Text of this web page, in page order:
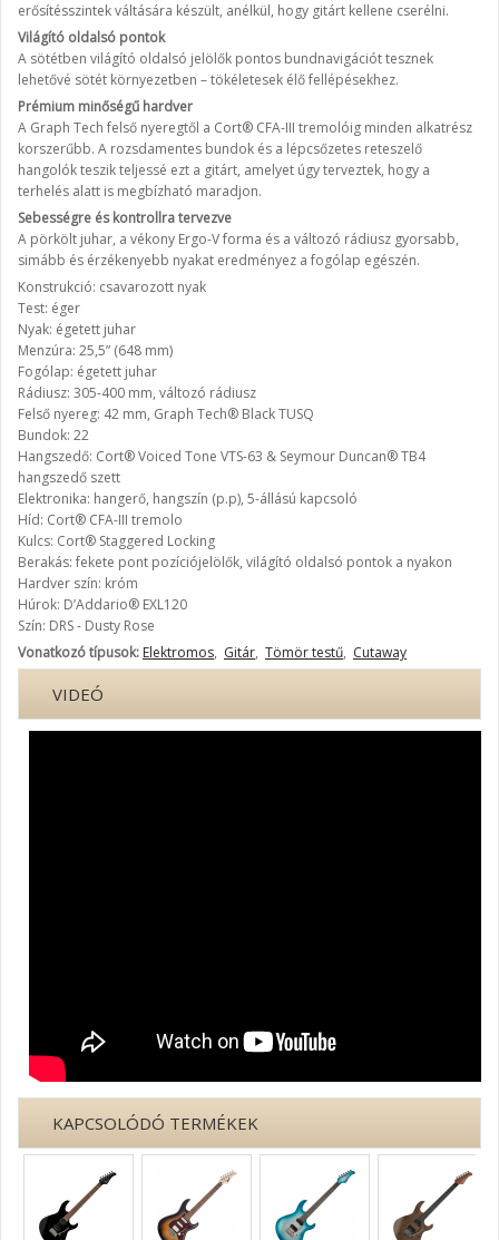
erősítésszintek váltására készült, anélkül, hogy gitárt kellene cserélni.
Világító oldalsó pontok
A sötétben világító oldalsó jelölők pontos bundnavigációt tesznek
lehetővé sötét környezetben – tökéletesek élő fellépésekhez.
Prémium minőségű hardver
A Graph Tech felső nyeregtől a Cort® CFA-III tremolóig minden alkatrész
korszerűbb. A rozsdamentes bundok és a lépcsőzetes reteszelő
hangolók teszik teljessé ezt a gitárt, amelyet úgy terveztek, hogy a
terhelés alatt is megbízható maradjon.
Sebességre és kontrollra tervezve
A pörkölt juhar, a vékony Ergo-V forma és a változó rádiusz gyorsabb,
simább és érzékenyebb nyakat eredményez a fogólap egészén.
Konstrukció: csavarozott nyak
Test: éger
Nyak: égetett juhar
Menzúra: 25,5” (648 mm)
Fogólap: égetett juhar
Rádiusz: 305-400 mm, változó rádiusz
Felső nyereg: 42 mm, Graph Tech® Black TUSQ
Bundok: 22
Hangszedő: Cort® Voiced Tone VTS-63 & Seymour Duncan® TB4
hangszedő szett
Elektronika: hangerő, hangszín (p.p), 5-állású kapcsoló
Híd: Cort® CFA-III tremolo
Kulcs: Cort® Staggered Locking
Berakás: fekete pont pozíciójelölők, világító oldalsó pontok a nyakon
Hardver szín: króm
Húrok: D’Addario® EXL120
Szín: DRS - Dusty Rose
Vonatkozó típusok: Elektromos, Gitár, Tömör testű, Cutaway
VIDEÓ
KAPCSOLÓDÓ TERMÉKEK